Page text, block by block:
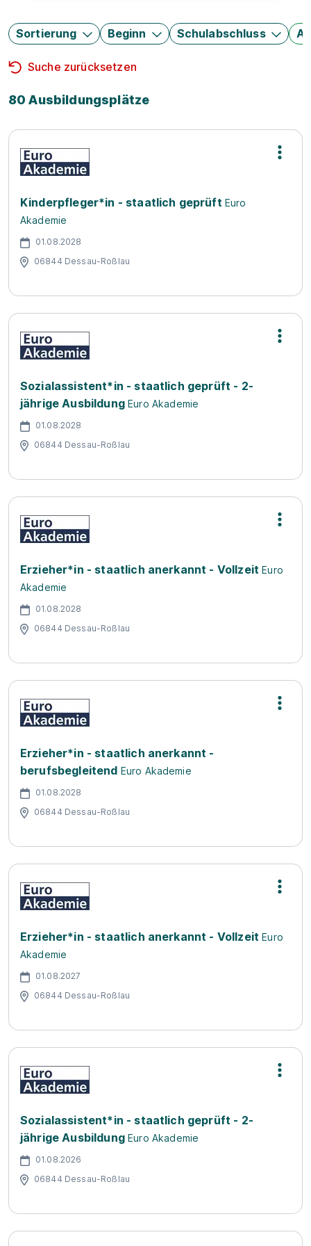
Sortierung Beginn Schulabschluss
Suche zurücksetzen
80 Ausbildungsplätze
Kinderpfleger*in - staatlich geprüft Euro
Akademie
01.08.2028
06844 Dessau-Roßlau
Sozialassistent*in - staatlich geprüft - 2-
jährige Ausbildung Euro Akademie
01.08.2028
06844 Dessau-Roßlau
Erzieher*in - staatlich anerkannt - Vollzeit Euro
Akademie
01.08.2028
06844 Dessau-Roßlau
Erzieher*in - staatlich anerkannt -
berufsbegleitend Euro Akademie
01.08.2028
06844 Dessau-Roßlau
Erzieher*in - staatlich anerkannt - Vollzeit Euro
Akademie
01.08.2027
06844 Dessau-Roßlau
Sozialassistent*in - staatlich geprüft - 2-
jährige Ausbildung Euro Akademie
01.08.2026
06844 Dessau-Roßlau